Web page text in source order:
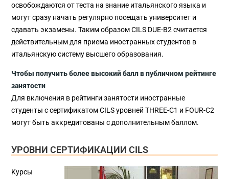
освобождаются от теста на знание итальянского языка и
могут сразу начать регулярно посещать университет и
сдавать экзамены. Таким образом CILS DUE-B2 считается
действительным для приема иностранных студентов в
итальянскую систему высшего образования.
Чтобы получить более высокий балл в публичном рейтинге
занятости
Для включения в рейтинги занятости иностранные
студенты с сертификатом CILS уровней THREE-C1 и FOUR-C2
могут быть аккредитованы с дополнительным баллом.
УРОВНИ СЕРТИФИКАЦИИ CILS
Kурсы